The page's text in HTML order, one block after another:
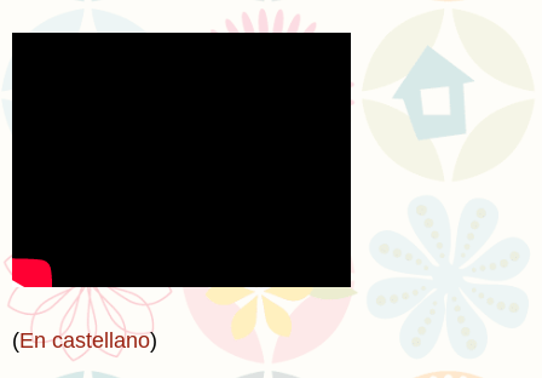
(En castellano)